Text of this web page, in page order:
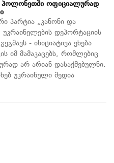
პოლონეთში ოფიციალურად
პარტია „კანონი და
დეპორტაციის
- ინიციატივა ეხება
იმ მამაკაცებს, რომლებიც
არ არიან დასაქმებულნი.
უკრაინული მედია